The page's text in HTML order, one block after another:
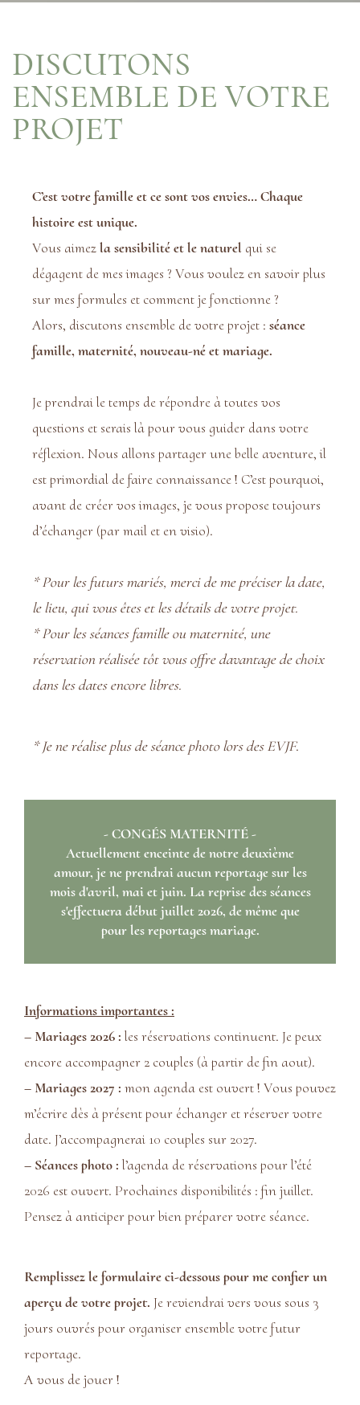
DISCUTONS
ENSEMBLE DE VOTRE
PROJET
C’est votre famille et ce sont vos envies… Chaque
histoire est unique.
Vous aimezla sensibilité et le naturel qui se
dégagent de mes images ? Vous voulez en savoir plus
sur mes formules et comment je fonctionne ?
Alors, discutons ensemble de votre projet : séance
famille, maternité, nouveau-né et mariage.
Je prendrai le temps de répondre à toutes vos
questions et serais là pour vous guider dans votre
réflexion. Nous allons partager une belle aventure, il
est primordial de faire connaissance ! C’est pourquoi,
avant de créer vos images, je vous propose toujours
d’échanger (par mail et en visio).
* Pour les futurs mariés, merci de me préciser la date,
le lieu, qui vous êtes et les détails de votre projet.
* Pour les séances famille ou maternité, une
réservation réalisée tôt vous offre davantage de choix
dans les dates encore libres.
* Je ne réalise plus de séance photo lors des EVJF.
- CONGÉS MATERNITÉ -
Actuellement enceinte de notre deuxième
amour, je ne prendrai aucun reportage sur les
mois d'avril, mai et juin. La reprise des séances
s'effectuera début juillet 2026, de même que
pour les reportages mariage.
Informations importantes :
– Mariages 2026 : les réservations continuent. Je peux
encore accompagner 2 couples (à partir de fin aout).
– Mariages 2027 : mon agenda est ouvert ! Vous pouvez
m’écrire dès à présent pour échanger et réserver votre
date. J’accompagnerai 10 couples sur 2027.
– Séances photo : l’agenda de réservations pour l’été
2026 est ouvert. Prochaines disponibilités : fin juillet.
Pensez à anticiper pour bien préparer votre séance.
Remplissez le formulaire ci-dessous pour me confier un
aperçu de votre projet. Je reviendrai vers vous sous 3
jours ouvrés pour organiser ensemble votre futur
reportage.
A vous de jouer !